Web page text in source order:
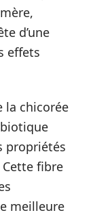
d’une
effets
la chicorée
propriétés
fibre
meilleure